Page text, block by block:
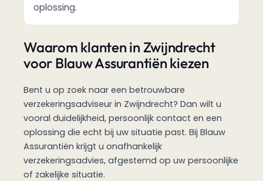
oplossing.
Waarom klanten in Zwijndrecht
voor Blauw Assurantiën kiezen
Bent u op zoek naar een betrouwbare
verzekeringsadviseur in Zwijndrecht? Dan wilt u
vooral duidelijkheid, persoonlijk contact en een
oplossing die echt bij uw situatie past. Bij Blauw
Assurantiën krijgt u onafhankelijk
verzekeringsadvies, afgestemd op uw persoonlijke
of zakelijke situatie.